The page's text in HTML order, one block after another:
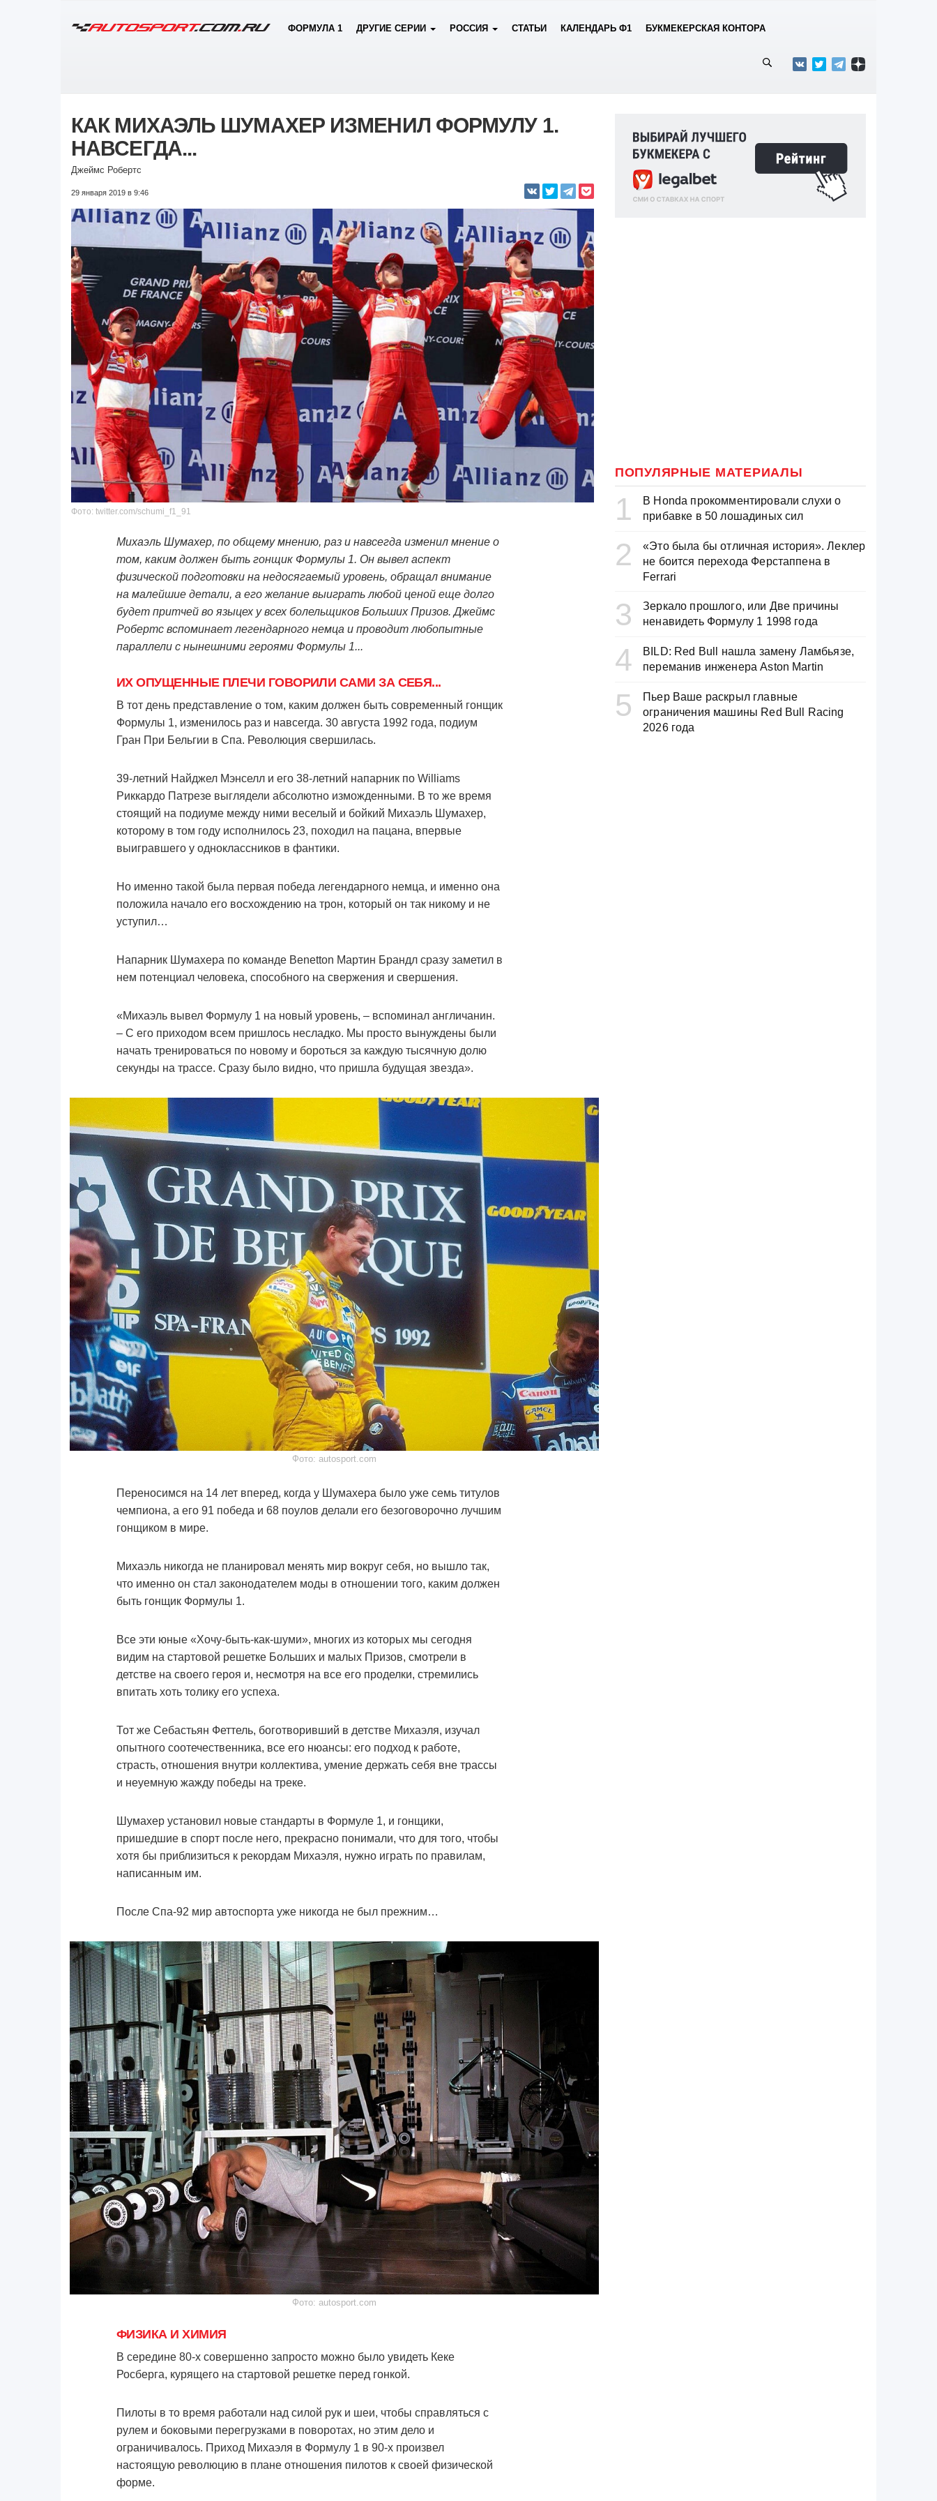
ФОРМУЛА 1 ДРУГИЕ СЕРИИ РОССИЯ СТАТЬИ КАЛЕНДАРЬ Ф1 БУКМЕКЕРСКАЯ КОНТОРА
КАК МИХАЭЛЬ ШУМАХЕР ИЗМЕНИЛ ФОРМУЛУ 1.
НАВСЕГДА...
Джеймс Робертс
29 января 2019 в 9:46
Фото: twitter.com/schumi_f1_91
Михаэль Шумахер, по общему мнению, раз и навсегда изменил мнение о
том, каким должен быть гонщик Формулы 1. Он вывел аспект
физической подготовки на недосягаемый уровень, обращал внимание
на малейшие детали, а его желание выиграть любой ценой еще долго
будет притчей во языцех у всех болельщиков Больших Призов. Джеймс
Робертс вспоминает легендарного немца и проводит любопытные
параллели с нынешними героями Формулы 1...
ИХ ОПУЩЕННЫЕ ПЛЕЧИ ГОВОРИЛИ САМИ ЗА СЕБЯ...
В тот день представление о том, каким должен быть современный гонщик
Формулы 1, изменилось раз и навсегда. 30 августа 1992 года, подиум
Гран При Бельгии в Спа. Революция свершилась.
39-летний Найджел Мэнселл и его 38-летний напарник по Williams
Риккардо Патрезе выглядели абсолютно изможденными. В то же время
стоящий на подиуме между ними веселый и бойкий Михаэль Шумахер,
которому в том году исполнилось 23, походил на пацана, впервые
выигравшего у одноклассников в фантики.
Но именно такой была первая победа легендарного немца, и именно она
положила начало его восхождению на трон, который он так никому и не
уступил…
Напарник Шумахера по команде Benetton Мартин Брандл сразу заметил в
нем потенциал человека, способного на свержения и свершения.
«Михаэль вывел Формулу 1 на новый уровень, – вспоминал англичанин.
– С его приходом всем пришлось несладко. Мы просто вынуждены были
начать тренироваться по новому и бороться за каждую тысячную долю
секунды на трассе. Сразу было видно, что пришла будущая звезда».
Фото: autosport.com
Переносимся на 14 лет вперед, когда у Шумахера было уже семь титулов
чемпиона, а его 91 победа и 68 поулов делали его безоговорочно лучшим
гонщиком в мире.
Михаэль никогда не планировал менять мир вокруг себя, но вышло так,
что именно он стал законодателем моды в отношении того, каким должен
быть гонщик Формулы 1.
Все эти юные «Хочу-быть-как-шуми», многих из которых мы сегодня
видим на стартовой решетке Больших и малых Призов, смотрели в
детстве на своего героя и, несмотря на все его проделки, стремились
впитать хоть толику его успеха.
Тот же Себастьян Феттель, боготворивший в детстве Михаэля, изучал
опытного соотечественника, все его нюансы: его подход к работе,
страсть, отношения внутри коллектива, умение держать себя вне трассы
и неуемную жажду победы на треке.
Шумахер установил новые стандарты в Формуле 1, и гонщики,
пришедшие в спорт после него, прекрасно понимали, что для того, чтобы
хотя бы приблизиться к рекордам Михаэля, нужно играть по правилам,
написанным им.
После Спа-92 мир автоспорта уже никогда не был прежним…
Фото: autosport.com
ФИЗИКА И ХИМИЯ
В середине 80-х совершенно запросто можно было увидеть Кеке
Росберга, курящего на стартовой решетке перед гонкой.
Пилоты в то время работали над силой рук и шеи, чтобы справляться с
рулем и боковыми перегрузками в поворотах, но этим дело и
ограничивалось. Приход Михаэля в Формулу 1 в 90-х произвел
настоящую революцию в плане отношения пилотов к своей физической
форме.
ПОПУЛЯРНЫЕ МАТЕРИАЛЫ
1
В Honda прокомментировали слухи о
прибавке в 50 лошадиных сил
2
«Это была бы отличная история». Леклер
не боится перехода Ферстаппена в
Ferrari
3
Зеркало прошлого, или Две причины
ненавидеть Формулу 1 1998 года
4
BILD: Red Bull нашла замену Ламбьязе,
переманив инженера Aston Martin
5
Пьер Ваше раскрыл главные
ограничения машины Red Bull Racing
2026 года